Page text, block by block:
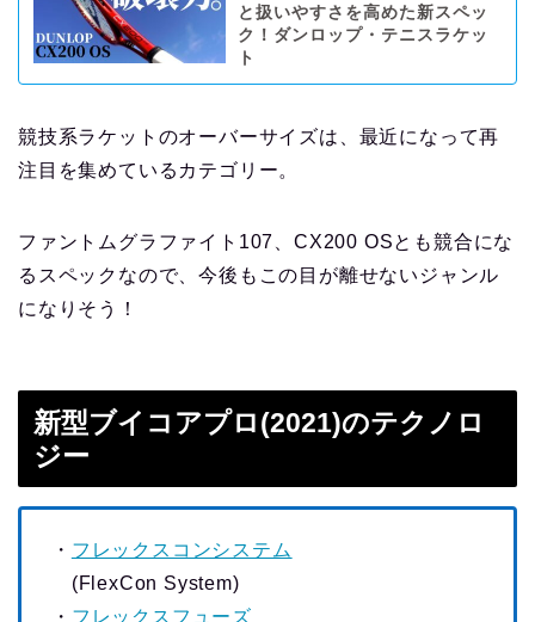
と扱いやすさを高めた新スペッ
ク！ダンロップ・テニスラケッ
ト
競技系ラケットのオーバーサイズは、最近になって再
注目を集めているカテゴリー。
ファントムグラファイト107、CX200 OSとも競合にな
るスペックなので、今後もこの目が離せないジャンル
になりそう！
新型ブイコアプロ(2021)のテクノロ
ジー
・ フレックスコンシステム
(FlexCon System)
・ フレックスフューズ